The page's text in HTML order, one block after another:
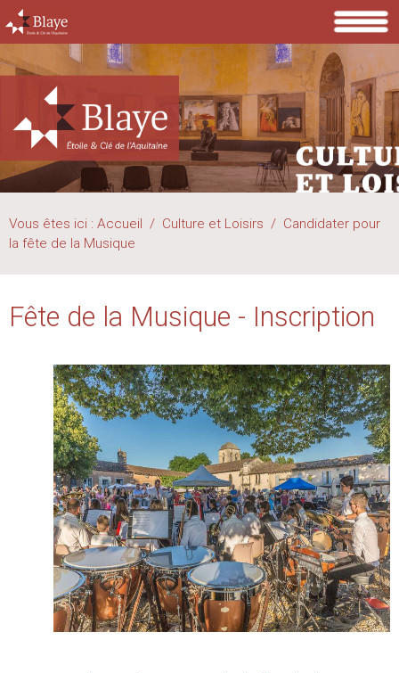
Vous êtes ici : Accueil / Culture et Loisirs / Candidater pour
la fête de la Musique
Fête de la Musique - Inscription